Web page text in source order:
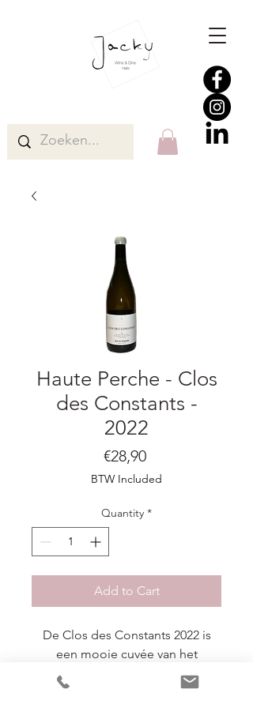
Haute Perche - Clos
des Constants -
2022
€28,90Price
BTW Included
Quantity *
Add to Cart
De Clos des Constants 2022 is
een mooie cuvée van het
wijnhuis Haute Perche, uit de
Loire. Deze verfijnde witte wijn